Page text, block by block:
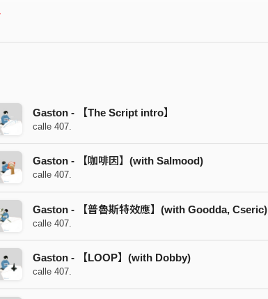
Gaston - 【The Script intro】
calle 407.
Gaston - 【咖啡因】(with Salmood)
calle 407.
Gaston - 【普魯斯特效應】(with Goodda, Cseric)
calle 407.
Gaston - 【LOOP】(with Dobby)
calle 407.